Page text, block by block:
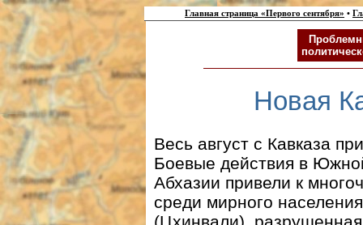
Главная страница «Первого сентября» •
Новая
Весь август с Кавказа
Боевые действия в
Абхазии привели к
среди мирного
(Цхинвали),